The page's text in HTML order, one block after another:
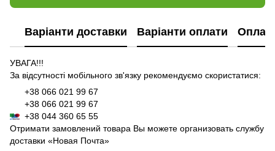
Варіанти доставки Варіанти оплати
УВАГА!!!
За відсутності мобільного зв'язку рекомендуємо скористатися:
+38 066 021 99 67
+38 066 021 99 67
+38 044 360 65 55
Отримати замовлений товара Вы можете организовать службу
доставки «Новая Почта»